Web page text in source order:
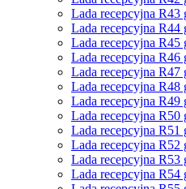
Lada recepcyjna
Lada recepcyjna
Lada recepcyjna
Lada recepcyjna
Lada recepcyjna
Lada recepcyjna
Lada recepcyjna
Lada recepcyjna
Lada recepcyjna
Lada recepcyjna
Lada recepcyjna
Lada recepcyjna